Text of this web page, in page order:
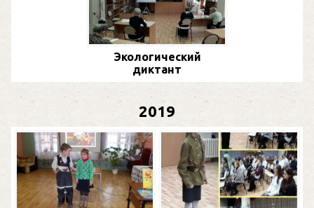
Экологический
диктант
2019